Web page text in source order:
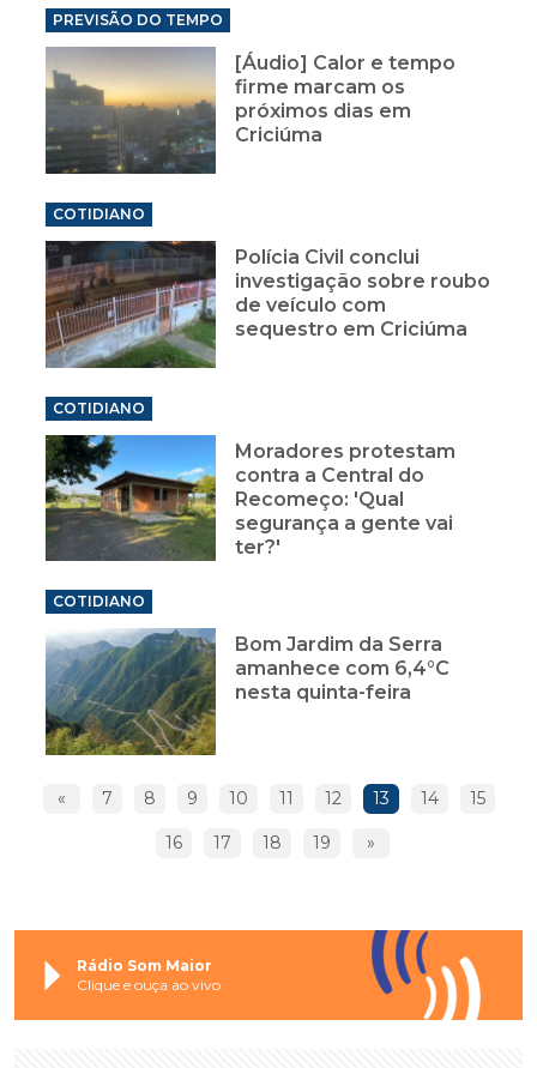
PREVISÃO DO TEMPO
[Áudio] Calor e tempo
firme marcam os
próximos dias em
Criciúma
COTIDIANO
Polícia Civil conclui
investigação sobre roubo
de veículo com
sequestro em Criciúma
COTIDIANO
Moradores protestam
contra a Central do
Recomeço: 'Qual
segurança a gente vai
ter?'
COTIDIANO
Bom Jardim da Serra
amanhece com 6,4°C
nesta quinta-feira
« 7 8 9 10 11 12 13 14 15
16 17 18 19 »
Rádio Som Maior
Clique e ouça ao vivo